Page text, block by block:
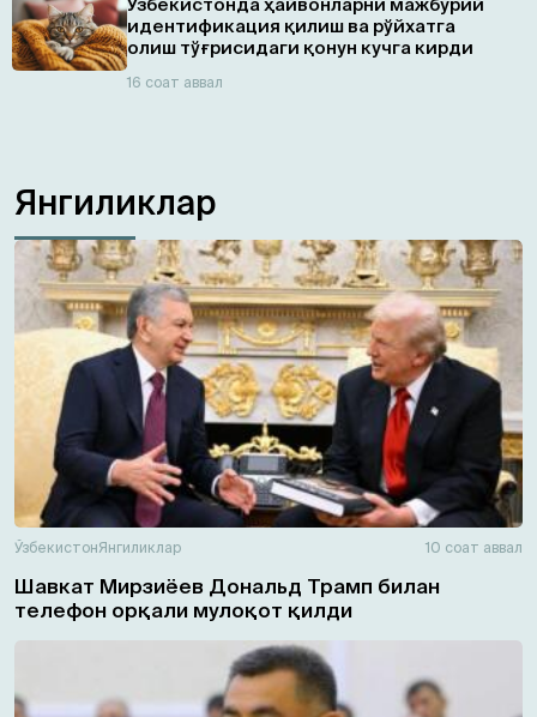
идентификация қилиш ва рўйхатга
олиш тўғрисидаги қонун кучга кирди
16 соат аввал
Янгиликлар
ЎзбекистонЯнгиликлар 10 соат аввал
Шавкат Мирзиёев Дональд Трамп билан
телефон орқали мулоқот қилди